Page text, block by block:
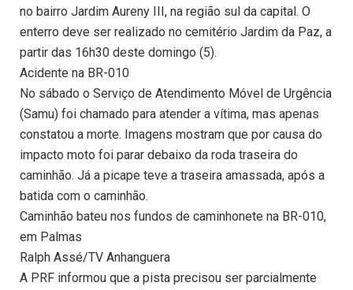
no bairro Jardim Aureny III, na região sul da capital. O
enterro deve ser realizado no cemitério Jardim da Paz, a
partir das 16h30 deste domingo (5).
Acidente na BR-010
No sábado o Serviço de Atendimento Móvel de Urgência
(Samu) foi chamado para atender a vítima, mas apenas
constatou a morte. Imagens mostram que por causa do
impacto moto foi parar debaixo da roda traseira do
caminhão. Já a picape teve a traseira amassada, após a
batida com o caminhão.
Caminhão bateu nos fundos de caminhonete na BR-010,
em Palmas
Ralph Assé/TV Anhanguera
A PRF informou que a pista precisou ser parcialmente